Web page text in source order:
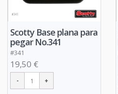
Scotty Base plana para
pegar No.341
#341
19,50 €